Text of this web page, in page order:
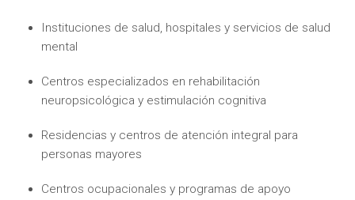
Instituciones de salud, hospitales y servicios de salud
mental
Centros especializados en rehabilitación
neuropsicológica y estimulación cognitiva
Residencias y centros de atención integral para
personas mayores
Centros ocupacionales y programas de apoyo